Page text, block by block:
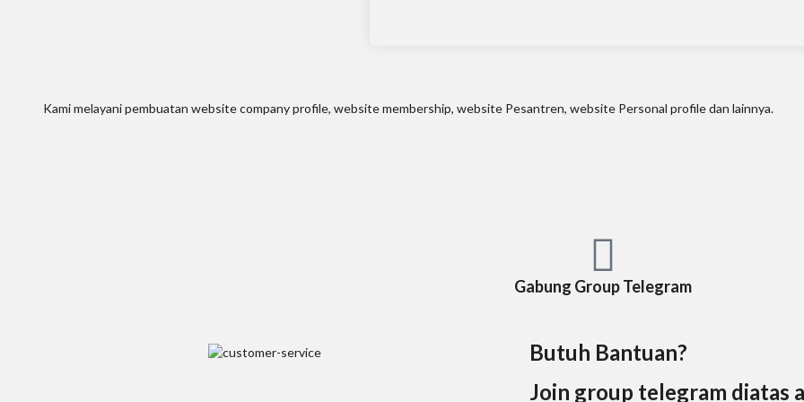
Kami melayani pembuatan website company profile, website membership, website Pesantren, website Personal profile dan lainnya.
Gabung Group Telegram
Butuh Bantuan?
Join group telegram diatas